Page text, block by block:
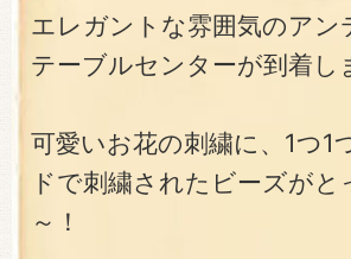
エレガントな雰囲気のアン
テーブルセンターが到着し
可愛いお花の刺繍に、1つ1
ドで刺繍されたビーズがと
～！